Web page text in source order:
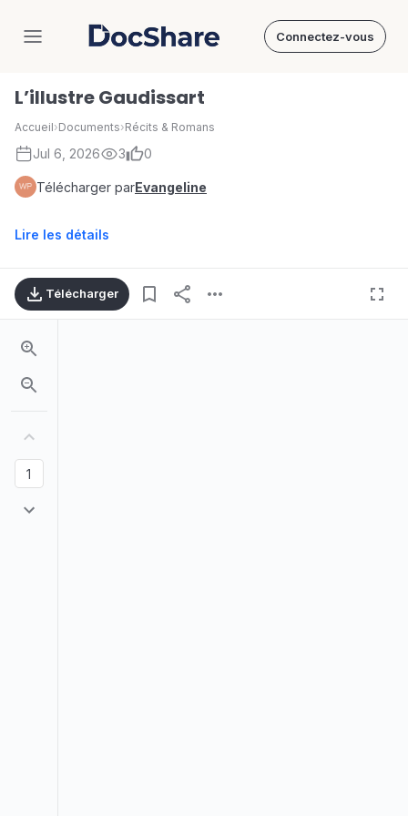
DocShare Connectez-vous
L’illustre Gaudissart
Accueil›Documents›Récits & Romans
Jul 6, 2026 3 0
Télécharger parEvangeline
Lire les détails
Télécharger